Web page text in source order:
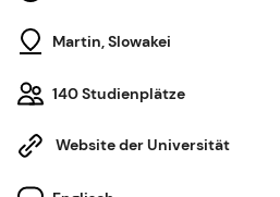
Martin, Slowakei
140 Studienplätze
Website der Universität